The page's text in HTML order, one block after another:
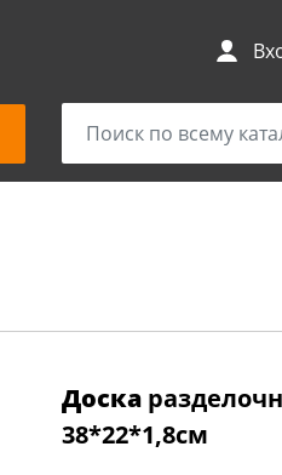
Доска
38*22*1,8см